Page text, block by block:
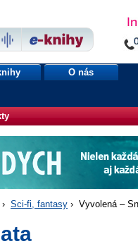
O nás
› Sci-fi, fantasy › Vyvolená –